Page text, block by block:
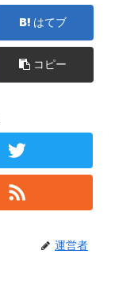
はてブ
コピー
運営者